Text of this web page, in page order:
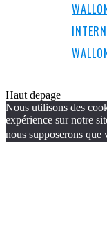
Haut depage
Nous utilisons des
expérience sur notre
nous supposerons que